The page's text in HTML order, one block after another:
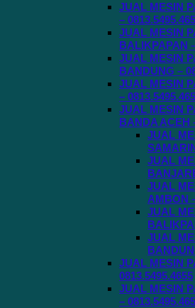
JUAL MESIN
–
JUAL MESIN
BALIKPAPAN
JUAL MESIN
BANDUNG –
JUAL MESIN
–
JUAL MESIN
BANDA ACEH
JUAL
JUAL
JUAL
AMBON
JUAL
JUAL
JUAL MESIN
0813.5495.4655
JUAL MESIN
–